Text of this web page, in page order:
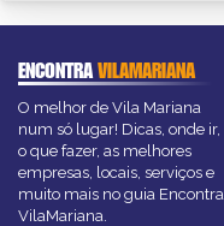
ENCONTRAVILAMARIANA
O melhor de Vila Mariana
num só lugar! Dicas, onde ir,
o que fazer, as melhores
empresas, locais, serviços e
muito mais no guia Encontra
VilaMariana.